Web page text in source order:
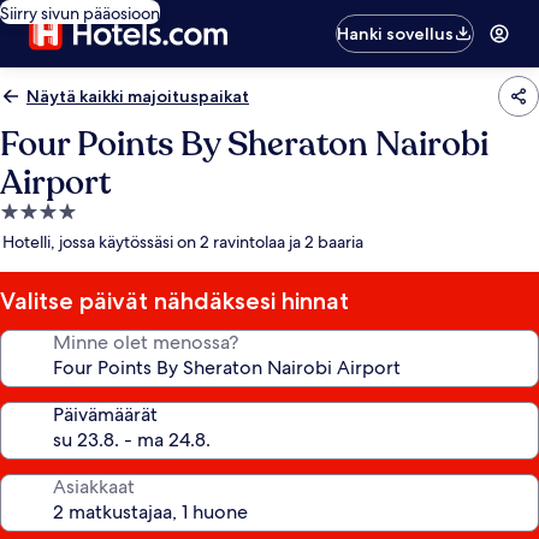
Siirry sivun pääosioon
Hanki sovellus
Näytä kaikki majoituspaikat
Four Points By Sheraton Nairobi
Airport
4.0
tähden
Hotelli, jossa käytössäsi on 2 ravintolaa ja 2 baaria
Valitse päivät nähdäksesi hinnat
Minne olet menossa?
Päivämäärät
Asiakkaat